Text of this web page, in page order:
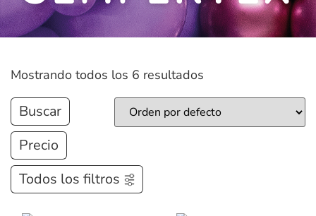
Mostrando todos los 6 resultados
Buscar
Precio
Todos los filtros